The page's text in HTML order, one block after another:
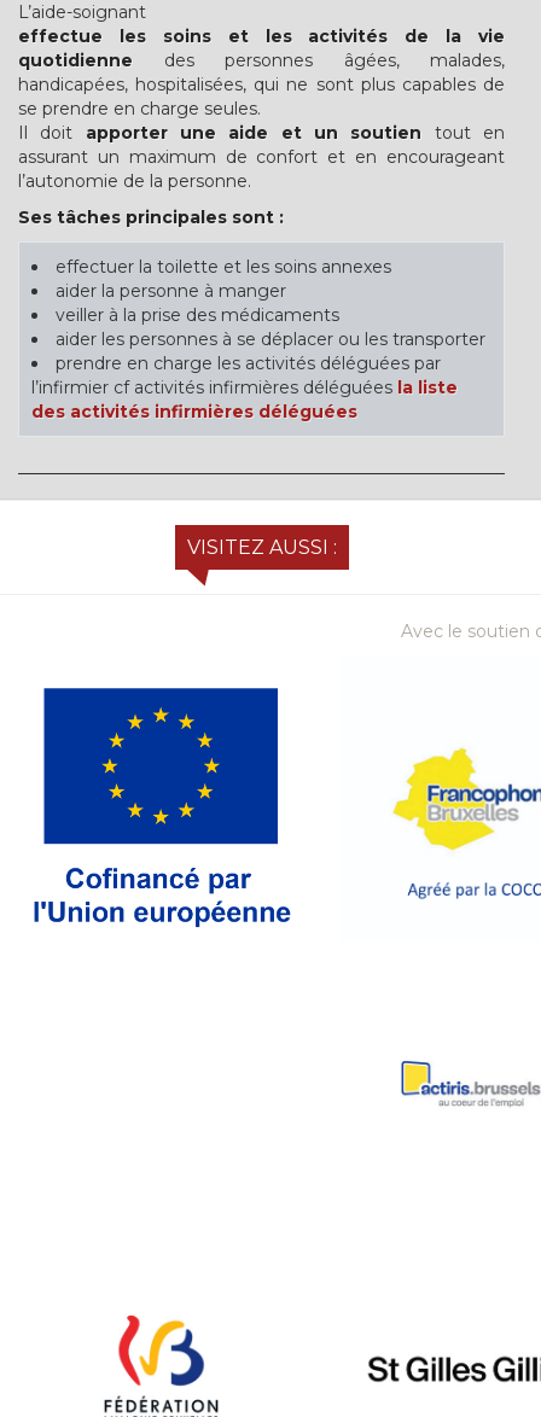
L’aide-soignant
effectue les soins et les activités de la vie
quotidienne des personnes âgées, malades,
handicapées, hospitalisées, qui ne sont plus capables de
se prendre en charge seules.
Il doit apporter une aide et un soutien tout en
assurant un maximum de confort et en encourageant
l’autonomie de la personne.
Ses tâches principales sont :
effectuer la toilette et les soins annexes
aider la personne à manger
veiller à la prise des médicaments
aider les personnes à se déplacer ou les transporter
prendre en charge les activités déléguées par
l’infirmier cf activités infirmières déléguées la liste
des activités infirmières déléguées
VISITEZ AUSSI :
Avec le soutien